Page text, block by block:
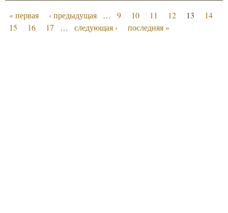
« первая ‹ предыдущая … 9 10 11 12 13
14
15
16 17 … следующая › последняя »